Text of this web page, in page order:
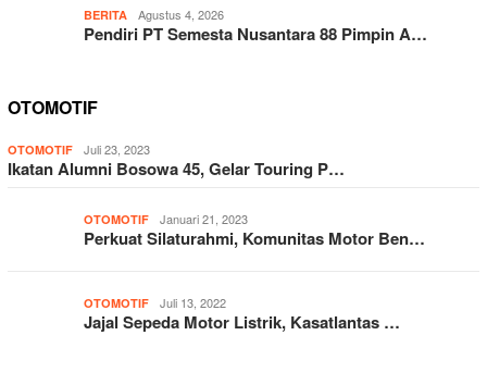
BERITA Agustus 4, 2026
Pendiri PT Semesta Nusantara 88 Pimpin A…
OTOMOTIF
OTOMOTIF Juli 23, 2023
Ikatan Alumni Bosowa 45, Gelar Touring P…
OTOMOTIF Januari 21, 2023
Perkuat Silaturahmi, Komunitas Motor Ben…
OTOMOTIF Juli 13, 2022
Jajal Sepeda Motor Listrik, Kasatlantas …